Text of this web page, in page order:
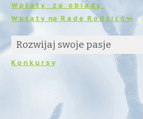
W p ł a t y z a o b i a d y
W p ł a t y na R a d ę R o d z i c ó w
Rozwijaj swoje pasje
K o n k u r s y